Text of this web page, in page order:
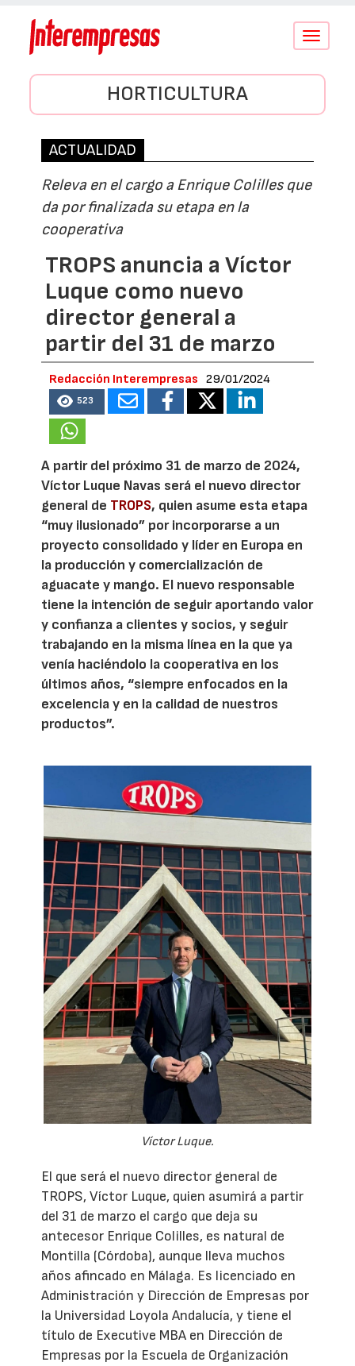
Conmutar
HORTICULTURA
ACTUALIDAD
Releva en el cargo a Enrique Colilles que
da por finalizada su etapa en la
cooperativa
TROPS anuncia a Víctor
Luque como nuevo
director general a
partir del 31 de marzo
Redacción Interempresas 29/01/2024
523
A partir del próximo 31 de marzo de 2024,
Víctor Luque Navas será el nuevo director
general de TROPS, quien asume esta etapa
“muy ilusionado” por incorporarse a un
proyecto consolidado y líder en Europa en
la producción y comercialización de
aguacate y mango. El nuevo responsable
tiene la intención de seguir aportando valor
y confianza a clientes y socios, y seguir
trabajando en la misma línea en la que ya
venía haciéndolo la cooperativa en los
últimos años, “siempre enfocados en la
excelencia y en la calidad de nuestros
productos”.
Víctor Luque.
El que será el nuevo director general de
TROPS, Víctor Luque, quien asumirá a partir
del 31 de marzo el cargo que deja su
antecesor Enrique Colilles, es natural de
Montilla (Córdoba), aunque lleva muchos
años afincado en Málaga. Es licenciado en
Administración y Dirección de Empresas por
la Universidad Loyola Andalucía, y tiene el
título de Executive MBA en Dirección de
Empresas por la Escuela de Organización